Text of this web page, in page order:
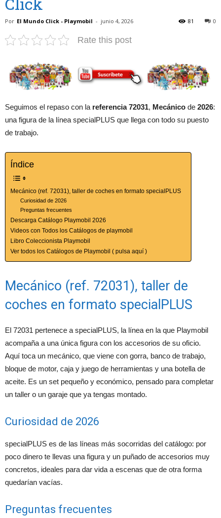
Por El Mundo Click - Playmobil - junio 4, 2026 0
81
Rate this post
Seguimos el repaso con la referencia 72031, Mecánico de 2026:
una figura de la línea specialPLUS que llega con todo su puesto
de trabajo.
Índice
Mecánico (ref. 72031), taller de coches en formato specialPLUS
Curiosidad de 2026
Preguntas frecuentes
Descarga Catálogo Playmobil 2026
Videos con Todos los Catálogos de playmobil
Libro Coleccionista Playmobil
Ver todos los Catálogos de Playmobil ( pulsa aquí )
Mecánico (ref. 72031), taller de
coches en formato specialPLUS
El 72031 pertenece a specialPLUS, la línea en la que Playmobil
acompaña a una única figura con los accesorios de su oficio.
Aquí toca un mecánico, que viene con gorra, banco de trabajo,
bloque de motor, caja y juego de herramientas y una botella de
aceite. Es un set pequeño y económico, pensado para completar
un taller o un garaje que ya tengas montado.
Curiosidad de 2026
specialPLUS es de las líneas más socorridas del catálogo: por
poco dinero te llevas una figura y un puñado de accesorios muy
concretos, ideales para dar vida a escenas que de otra forma
quedarían vacías.
Preguntas frecuentes